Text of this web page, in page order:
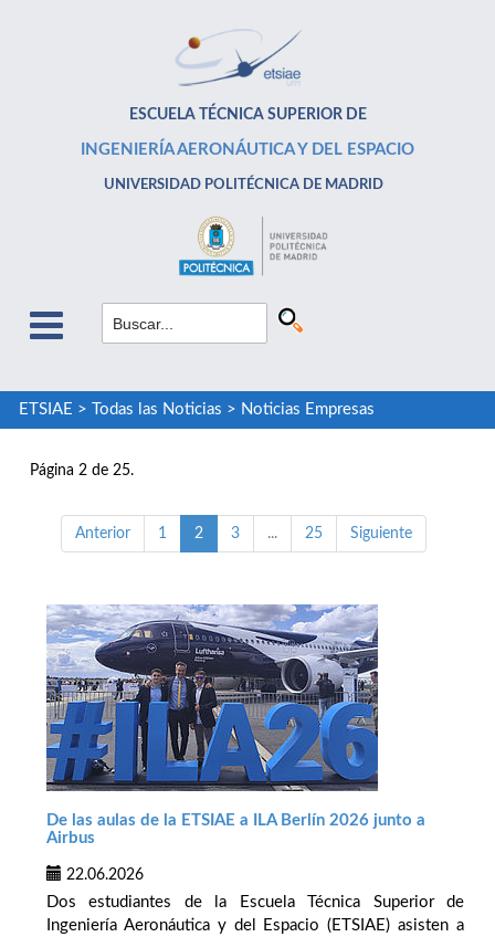
ESCUELA TÉCNICA SUPERIOR DE
INGENIERÍA AERONÁUTICA Y DEL ESPACIO
UNIVERSIDAD POLITÉCNICA DE MADRID
ETSIAE > Todas las Noticias > Noticias Empresas
Página 2 de 25.
Anterior 1 2 3 ... 25 Siguiente
De las aulas de la ETSIAE a ILA Berlín 2026 junto a
Airbus
22.06.2026
Dos estudiantes de la Escuela Técnica Superior de
Ingeniería Aeronáutica y del Espacio (ETSIAE) asisten a